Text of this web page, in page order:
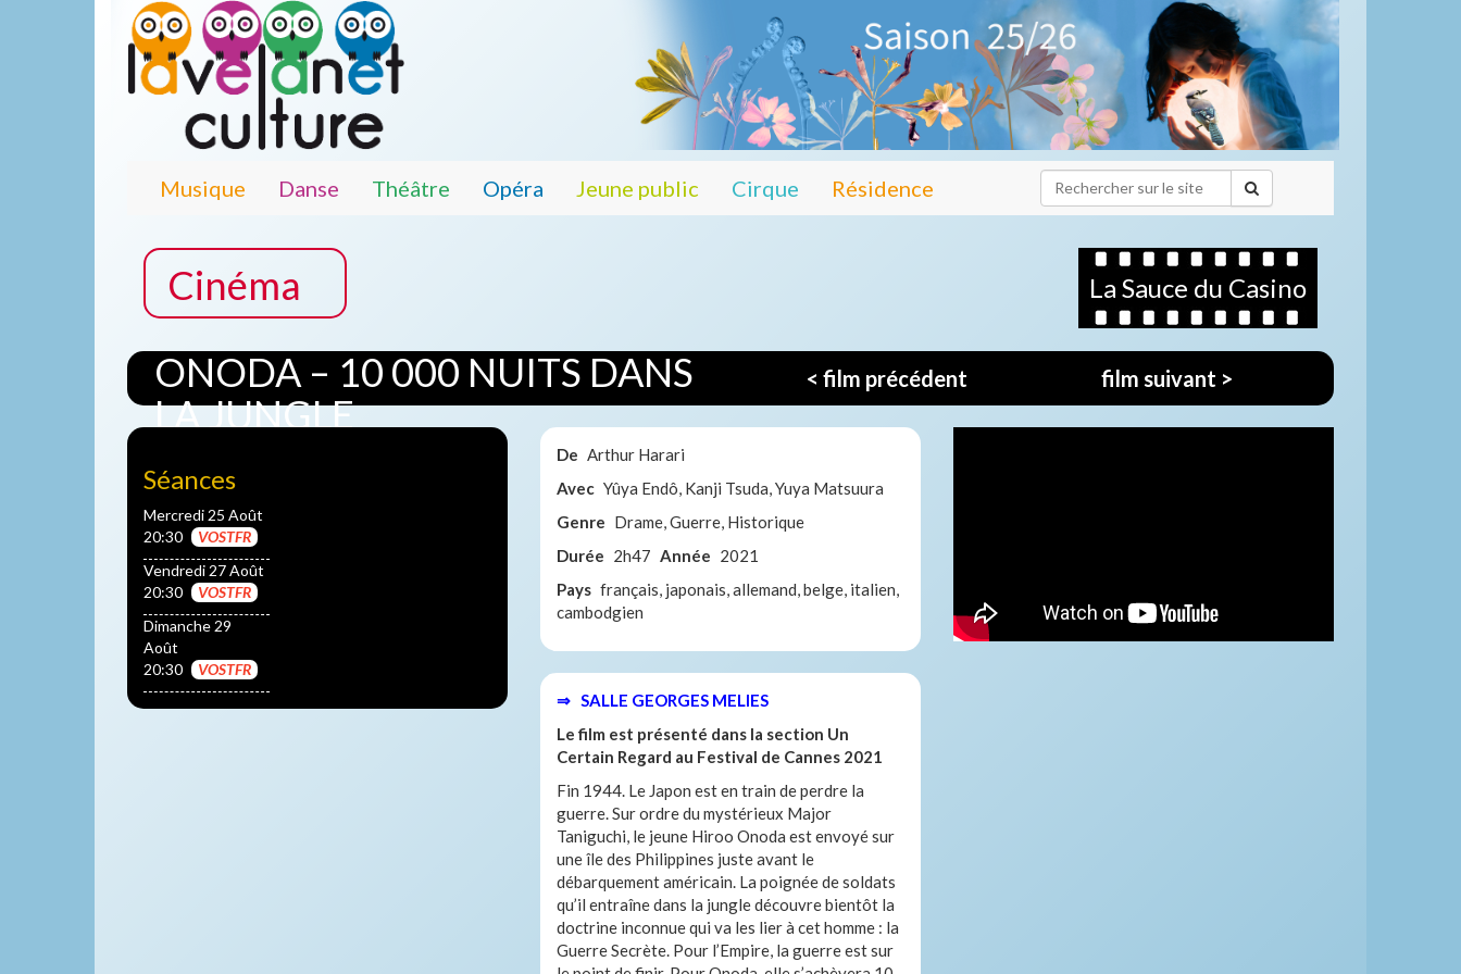
Musique Danse Théâtre Opéra Jeune public Cirque Résidence
Cinéma La Sauce du Casino
ONODA – 10 000 NUITS DANS
LA JUNGLE
< film précédent film suivant >
Séances
Mercredi 25 Août
20:30
VOSTFR
Vendredi 27 Août
20:30
VOSTFR
Dimanche 29
Août
20:30
VOSTFR
De Arthur Harari
Avec Yûya Endô, Kanji Tsuda, Yuya Matsuura
Genre Drame, Guerre, Historique
Durée 2h47 Année 2021
Pays français, japonais, allemand, belge, italien,
cambodgien
⇒ SALLE GEORGES MELIES
Le film est présenté dans la section Un
Certain Regard au Festival de Cannes 2021
Fin 1944. Le Japon est en train de perdre la
guerre. Sur ordre du mystérieux Major
Taniguchi, le jeune Hiroo Onoda est envoyé sur
une île des Philippines juste avant le
débarquement américain. La poignée de soldats
qu’il entraîne dans la jungle découvre bientôt la
doctrine inconnue qui va les lier à cet homme : la
Guerre Secrète. Pour l’Empire, la guerre est sur